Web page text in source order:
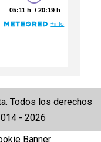
Todos los derechos
- 2026
Banner